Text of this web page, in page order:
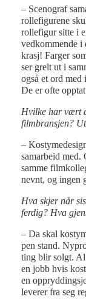
– Scenograf
rollefigurene
rollefigur sitte i
vedkommende i
krasj! Farger
ser grelt ut i
også et ord
De er ofte
Hvilke har vært
filmbransjen?
–
samarbeid med.
samme
nevnt, og ingen
Hva skjer når
ferdig? Hva
– Da skal
pen stand.
ting blir solgt.
en jobb hvis
en
leverer fra seg